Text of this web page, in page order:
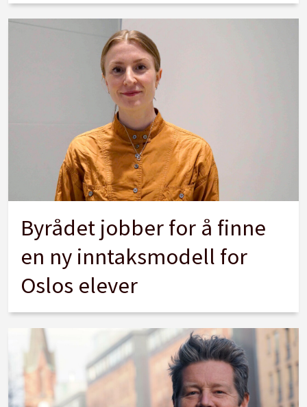
Byrådet jobber for å finne
en ny inntaksmodell for
Oslos elever